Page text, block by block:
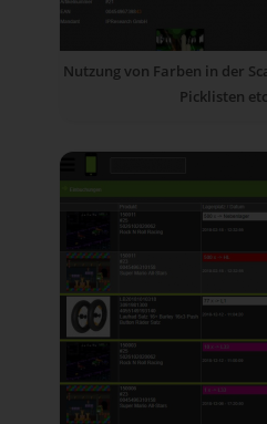
Nutzung von Farben in der
Picklisten